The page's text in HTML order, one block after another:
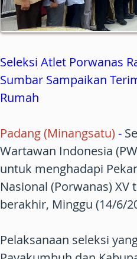
Seleksi Atlet Porwanas
Sumbar Sampaikan
Rumah
Padang (Minangsatu) -
Wartawan Indonesia
untuk menghadapi
Nasional (Porwanas) XV
berakhir, Minggu (14/6/
Pelaksanaan seleksi